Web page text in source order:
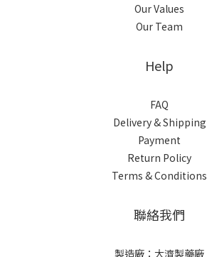
Our Values
Our Team
Help
FAQ
Delivery & Shipping
Payment
Return Policy
Terms & Conditions
聯絡我們
製造廠：大濟製藥廠